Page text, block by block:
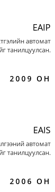
EAIP
автомат
танилцуулсан.
2009 ОН
EAIS
автомат
танилцуулсан.
2006 ОН